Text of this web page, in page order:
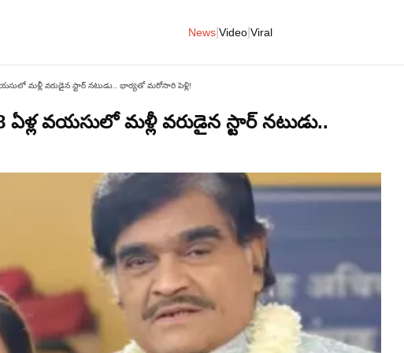
News Video Viral
వయసులో మళ్లీ వరుడైన స్టార్ నటుడు.. భార్యతో మరోసారి పెళ్లి!
ఏళ్ల వయసులో మళ్లీ వరుడైన స్టార్ నటుడు..